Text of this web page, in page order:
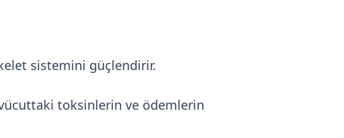
sistemini güçlendirir.
toksinlerin ve ödemlerin